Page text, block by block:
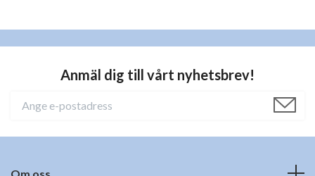
Anmäl dig till vårt nyhetsbrev!
Om oss